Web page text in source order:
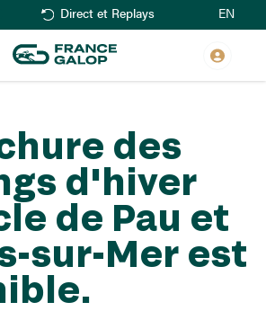
Aller
au
contenu
principal
Direct et Replays EN
des
d'hiver
de Pau et
sur-Mer est